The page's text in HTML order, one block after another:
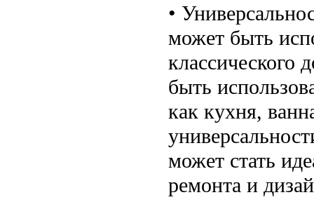
•
может быть
классического
быть
как кухня,
может стать
ремонта и